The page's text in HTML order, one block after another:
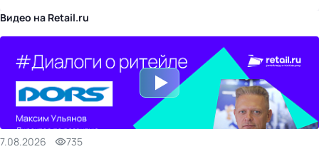
Видео на Retail.ru
7.08.2026 735